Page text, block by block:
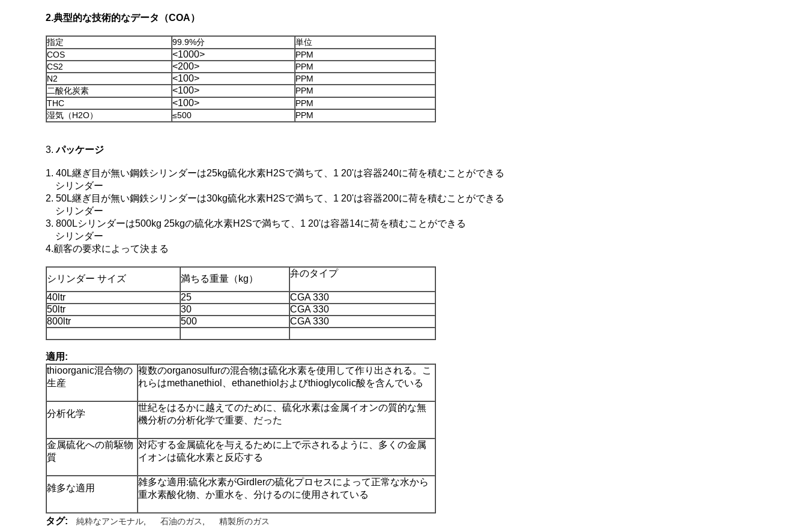
2.典型的な技術的なデータ（COA）
指定 99.9%分
単位
COS
<1000>
PPM
CS2
<200>
PPM
N2
<100>
PPM
二酸化炭素
<100>
PPM
THC
<100>
PPM
湿気（H2O）
≤500 PPM
3.パッケージ
1. 40L継ぎ目が無い鋼鉄シリンダーは25kg硫化水素H2Sで満ちて、1 20'は容器240に荷を積むことができる
シリンダー
2. 50L継ぎ目が無い鋼鉄シリンダーは30kg硫化水素H2Sで満ちて、1 20'は容器200に荷を積むことができる
シリンダー
3. 800Lシリンダーは500kg 25kgの硫化水素H2Sで満ちて、1 20'は容器14に荷を積むことができる
シリンダー
4.顧客の要求によって決まる
シリンダー サイズ 満ちる重量（kg）
弁のタイプ
40ltr 25
CGA 330
50ltr
30
CGA 330
800ltr
500 CGA 330
適用:
thioorganic混合物の
生産
複数のorganosulfurの混合物は硫化水素を使用して作り出される。こ
れらはmethanethiol、ethanethiolおよびthioglycolic酸を含んでいる
分析化学
世紀をはるかに越えてのために、硫化水素は金属イオンの質的な無
機分析の分析化学で重要、だった
金属硫化への前駆物
質
対応する金属硫化を与えるために上で示されるように、多くの金属
イオンは硫化水素と反応する
雑多な適用
雑多な適用:硫化水素がGirdlerの硫化プロセスによって正常な水から
重水素酸化物、か重水を、分けるのに使用されている
タグ: 純粋なアンモナル 石油のガス 精製所のガス